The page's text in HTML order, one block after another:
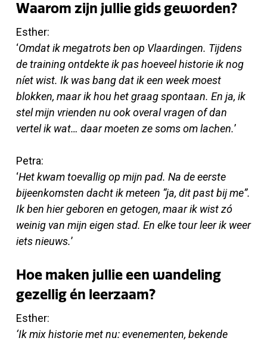
Waarom zijn jullie gids geworden?
Esther:
‘Omdat ik megatrots ben op Vlaardingen. Tijdens
de training ontdekte ik pas hoeveel historie ik nog
níet wist. Ik was bang dat ik een week moest
blokken, maar ik hou het graag spontaan. En ja, ik
stel mijn vrienden nu ook overal vragen of dan
vertel ik wat… daar moeten ze soms om lachen.’
Petra:
‘Het kwam toevallig op mijn pad. Na de eerste
bijeenkomsten dacht ik meteen “ja, dit past bij me”.
Ik ben hier geboren en getogen, maar ik wist zó
weinig van mijn eigen stad. En elke tour leer ik weer
iets nieuws.’
Hoe maken jullie een wandeling
gezellig én leerzaam?
Esther:
‘Ik mix historie met nu: evenementen, bekende